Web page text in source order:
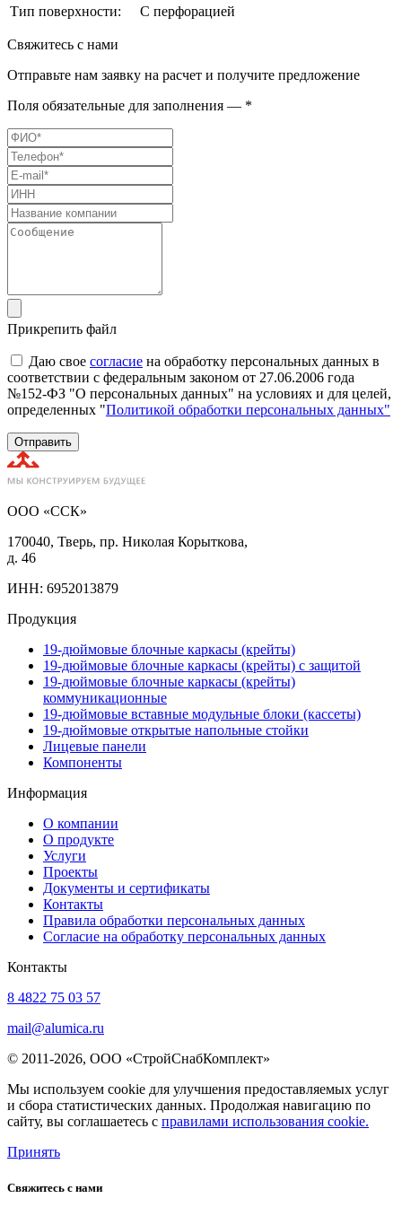
Тип поверхности:
С перфорацией
Свяжитесь с нами
Отправьте нам заявку на расчет и получите предложение
Поля обязательные для заполнения — *
Прикрепить файл
Даю свое согласие на обработку персональных данных в
соответствии с федеральным законом от 27.06.2006 года
№152-ФЗ "О персональных данных" на условиях и для целей,
определенных "Политикой обработки персональных данных"
Отправить
ООО «ССК»
170040, Тверь, пр. Николая Корыткова,
д. 46
ИНН: 6952013879
Продукция
19-дюймовые блочные каркасы (крейты)
19-дюймовые блочные каркасы (крейты) с защитой
19-дюймовые блочные каркасы (крейты)
коммуникационные
19-дюймовые вставные модульные блоки (кассеты)
19-дюймовые открытые напольные стойки
Лицевые панели
Компоненты
Информация
О компании
О продукте
Услуги
Проекты
Документы и сертификаты
Контакты
Правила обработки персональных данных
Согласие на обработку персональных данных
Контакты
8 4822 75 03 57
mail@alumica.ru
© 2011-2026, ООО «СтройСнабКомплект»
Мы используем cookie для улучшения предоставляемых услуг
и сбора статистических данных. Продолжая навигацию по
сайту, вы соглашаетесь с правилами использования cookie.
Принять
Свяжитесь с нами